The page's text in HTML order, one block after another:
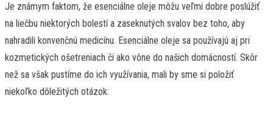
Je známym faktom, že esenciálne oleje môžu veľmi dobre poslúžiť
na liečbu niektorých bolestí a zaseknutých svalov bez toho, aby
nahradili konvenčnú medicínu. Esenciálne oleje sa používajú aj pri
kozmetických ošetreniach či ako vône do našich domácností. Skôr
než sa však pustíme do ich využívania, mali by sme si položiť
niekoľko dôležitých otázok: